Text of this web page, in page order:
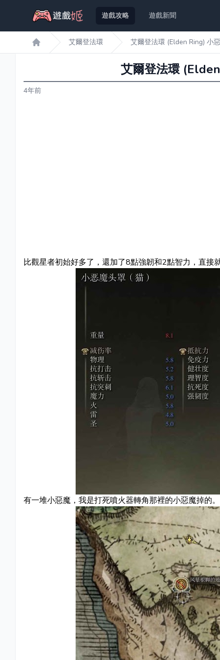
遊戲攻略 遊戲新聞
遊戲姬首頁
艾爾登法環 艾爾登法環 (Elden Ring) 小
艾爾登法環
4年前
比觀星者初始好多了，還加了8點強韌和2點智力，直接
有一堆小惡魔，我是打死噴火器轉角那裡的小惡魔掉的。